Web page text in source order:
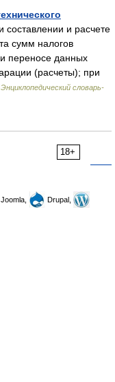
и расчете
сумм налогов
переносе данных
(расчеты); при
Энциклопедический словарь-
18+
Joomla,
Drupal,